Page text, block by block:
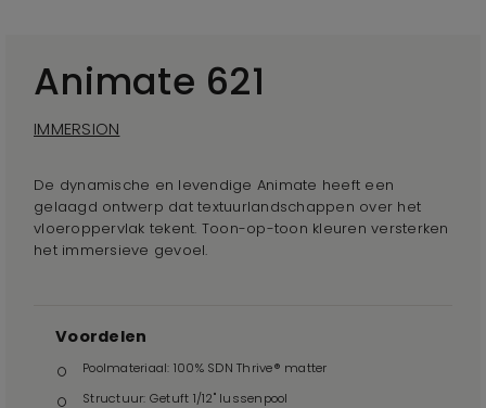
Animate 621
IMMERSION
De dynamische en levendige Animate heeft een
gelaagd ontwerp dat textuurlandschappen over het
vloeroppervlak tekent. Toon-op-toon kleuren versterken
het immersieve gevoel.
Voordelen
Poolmateriaal: 100% SDN Thrive® matter
Structuur: Getuft 1/12" lussenpool